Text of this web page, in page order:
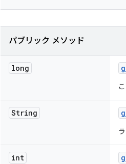
パブリック メソッド
long
String
int